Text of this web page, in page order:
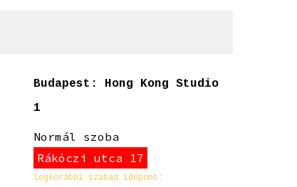
Budapest: Hong Kong Studio
1
Normál szoba
Rákóczi utca 17
Legkorábbi szabad időpont: